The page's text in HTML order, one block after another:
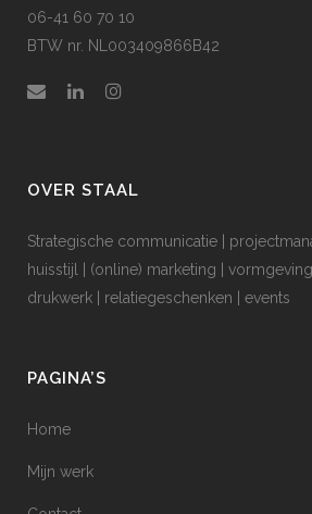
06-41 60 70 10
BTW nr. NL003409866B42
OVER STAAL
Strategische communicatie |
huisstijl | (online) marketing | vormgeving
drukwerk | relatiegeschenken | events
PAGINA’S
Home
Mijn werk